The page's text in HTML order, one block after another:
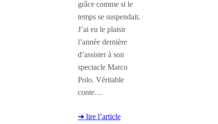
grâce comme si le
temps se suspendait.
J’ai eu le plaisir
l’année dernière
d’assister à son
spectacle Marco
Polo. Véritable
conte…
➜ lire l’article